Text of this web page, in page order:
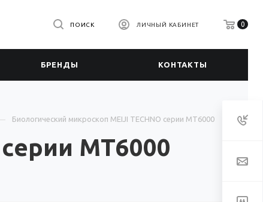
0
ЛИЧНЫЙ КАБИНЕТ
ПОИСК
БРЕНДЫ КОНТАКТЫ
Биологический микроскоп MEIJI TECHNO серии MT6000
MT6000